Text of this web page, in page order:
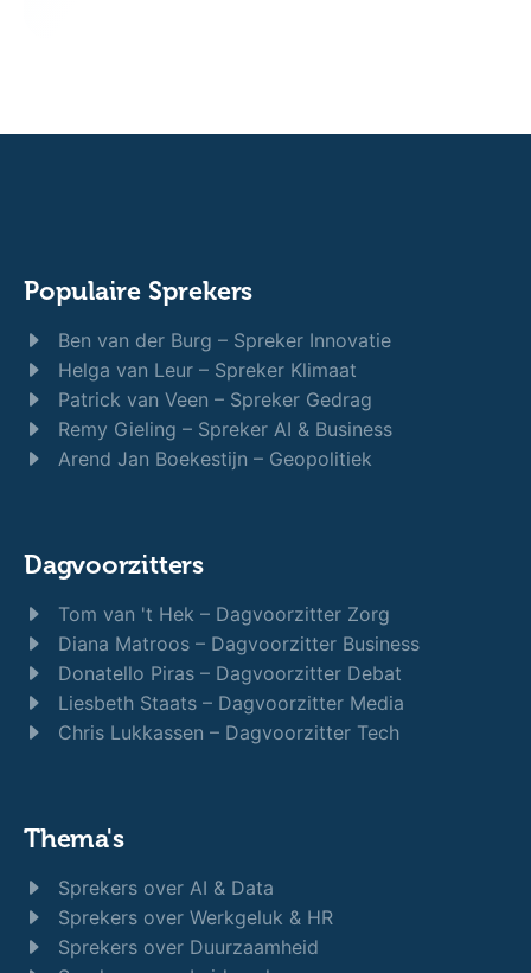
Populaire Sprekers
Ben van der Burg – Spreker Innovatie
Helga van Leur – Spreker Klimaat
Patrick van Veen – Spreker Gedrag
Remy Gieling – Spreker AI & Business
Arend Jan Boekestijn – Geopolitiek
Dagvoorzitters
Tom van 't Hek – Dagvoorzitter Zorg
Diana Matroos – Dagvoorzitter Business
Donatello Piras – Dagvoorzitter Debat
Liesbeth Staats – Dagvoorzitter Media
Chris Lukkassen – Dagvoorzitter Tech
Thema's
Sprekers over AI & Data
Sprekers over Werkgeluk & HR
Sprekers over Duurzaamheid